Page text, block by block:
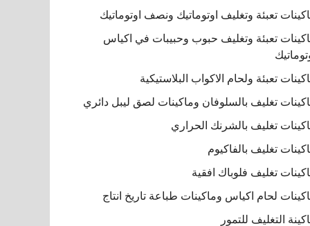
تعبئة وتغليف اوتوماتيك ونصف اوتوماتيك
تعبئة وتغليف حبوب وحبيبات في اكياس
تعبئة ولحام الاكواب البلاستيكية
تغليف بالسلوفان وماكينات لصق ليبل دائري
تغليف بالشرنك الحراري
تغليف بالفاكيوم
تغليف فلوباك افقية
لحام اكياس وماكينات طباعة تاريخ انتاج
التغليف للتمور